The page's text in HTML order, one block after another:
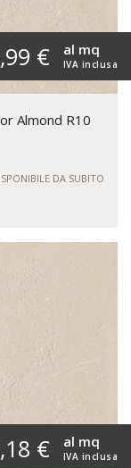
€ IVA inclusa
al mq
Almond R10
DA SUBITO
€ IVA inclusa
al mq